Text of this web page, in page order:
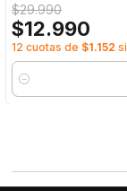
$29.990
$12.990
12 cuotas de $1.152
Cantidad